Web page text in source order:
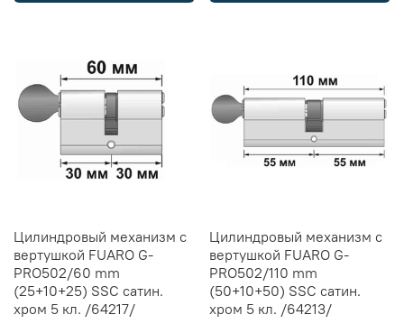
Цилиндровый механизм с
вертушкой FUARO G-
PRO502/60 mm
(25+10+25) SSC сатин.
хром 5 кл. /64217/
Цилиндровый механизм с
вертушкой FUARO G-
PRO502/110 mm
(50+10+50) SSC сатин.
хром 5 кл. /64213/